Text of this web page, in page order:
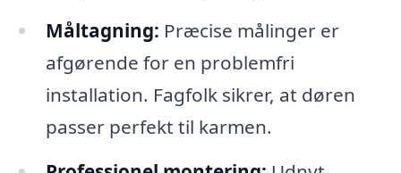
Måltagning: Præcise målinger er
afgørende for en problemfri
installation. Fagfolk sikrer, at døren
passer perfekt til karmen.